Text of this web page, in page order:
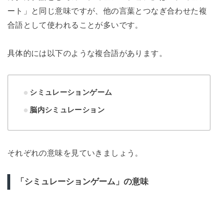
ート」と同じ意味ですが、他の言葉とつなぎ合わせた複
合語として使われることが多いです。
具体的には以下のような複合語があります。
シミュレーションゲーム
脳内シミュレーション
それぞれの意味を見ていきましょう。
「シミュレーションゲーム」の意味